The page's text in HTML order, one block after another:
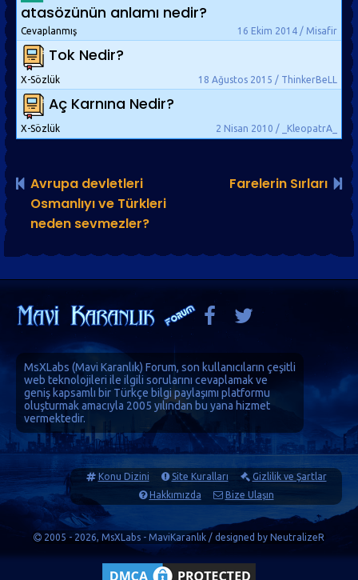
atasözünün anlamı nedir?
16 Ekim 2014 / Misafir
Cevaplanmış
Tok Nedir?
18 Ağustos 2015 / ThinkerBeLL
X-Sözlük
Aç Karnına Nedir?
2 Nisan 2010 / _KleopatrA_
X-Sözlük
Avrupa devletleri
Osmanlıyı ve Türkleri
neden sevmezler?
Farelerin Sırları
MsXLabs (Mavi Karanlık) Forum, son kullanıcıların çeşitli
web teknolojileri ile ilgili sorularını cevaplamak ve
geniş kapsamlı bir Türkçe bilgi paylaşımı platformu
oluşturmak amacıyla 2005 yılından bu yana hizmet
vermektedir.
Konu Dizini Site Kuralları
Gizlilik ve Şartlar
Hakkımızda
Bize Ulaşın
2005 - 2026, MsXLabs - MaviKaranlık / designed by NeutralizeR